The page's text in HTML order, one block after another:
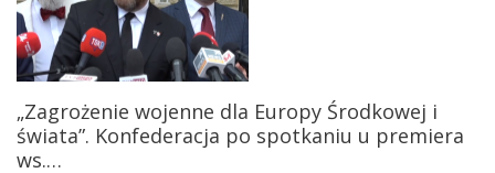
„Zagrożenie wojenne dla Europy Środkowej i
świata”. Konfederacja po spotkaniu u premiera
ws.…